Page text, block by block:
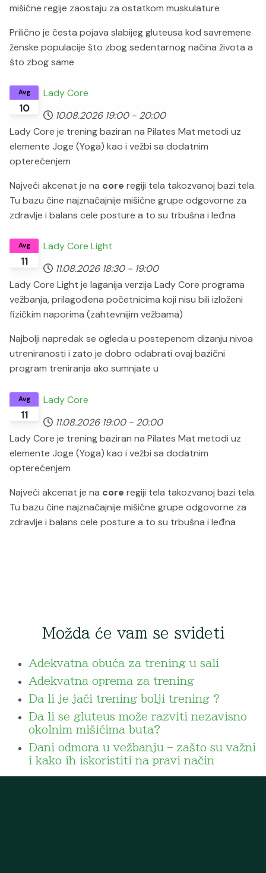
mišićne regije zaostaju za ostatkom muskulature
Prilično je česta pojava slabijeg gluteusa kod savremene
ženske populacije što zbog sedentarnog načina života a
što zbog same
10
Avg
Lady Core
10.08.2026 19:00 - 20:00
Lady Core je trening baziran na Pilates Mat metodi uz
elemente Joge (Yoga) kao i vežbi sa dodatnim
opterećenjem
Najveći akcenat je na core regiji tela takozvanoj bazi tela.
Tu bazu čine najznačajnije mišićne grupe odgovorne za
zdravlje i balans cele posture a to su trbušna i leđna
11
Avg
Lady Core Light
11.08.2026 18:30 - 19:00
Lady Core Light je laganija verzija Lady Core programa
vežbanja, prilagođena početnicima koji nisu bili izloženi
fizičkim naporima (zahtevnijim vežbama)
Najbolji napredak se ogleda u postepenom dizanju nivoa
utreniranosti i zato je dobro odabrati ovaj bazični
program treniranja ako sumnjate u
11
Avg
Lady Core
11.08.2026 19:00 - 20:00
Lady Core je trening baziran na Pilates Mat metodi uz
elemente Joge (Yoga) kao i vežbi sa dodatnim
opterećenjem
Najveći akcenat je na core regiji tela takozvanoj bazi tela.
Tu bazu čine najznačajnije mišićne grupe odgovorne za
zdravlje i balans cele posture a to su trbušna i leđna
Možda će vam se svideti
Adekvatna obuća za trening u sali
Adekvatna oprema za trening
Da li je jači trening bolji trening ?
Da li se gluteus može razviti nezavisno
okolnim mišićima buta?
Dani odmora u vežbanju – zašto su važni
i kako ih iskoristiti na pravi način